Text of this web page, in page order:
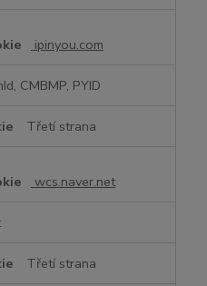
ipinyou.com
CMBMP, PYID
Třetí strana
wcs.naver.net
Třetí strana